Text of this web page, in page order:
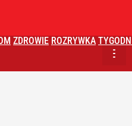
ZDROWIE ROZRYWKA